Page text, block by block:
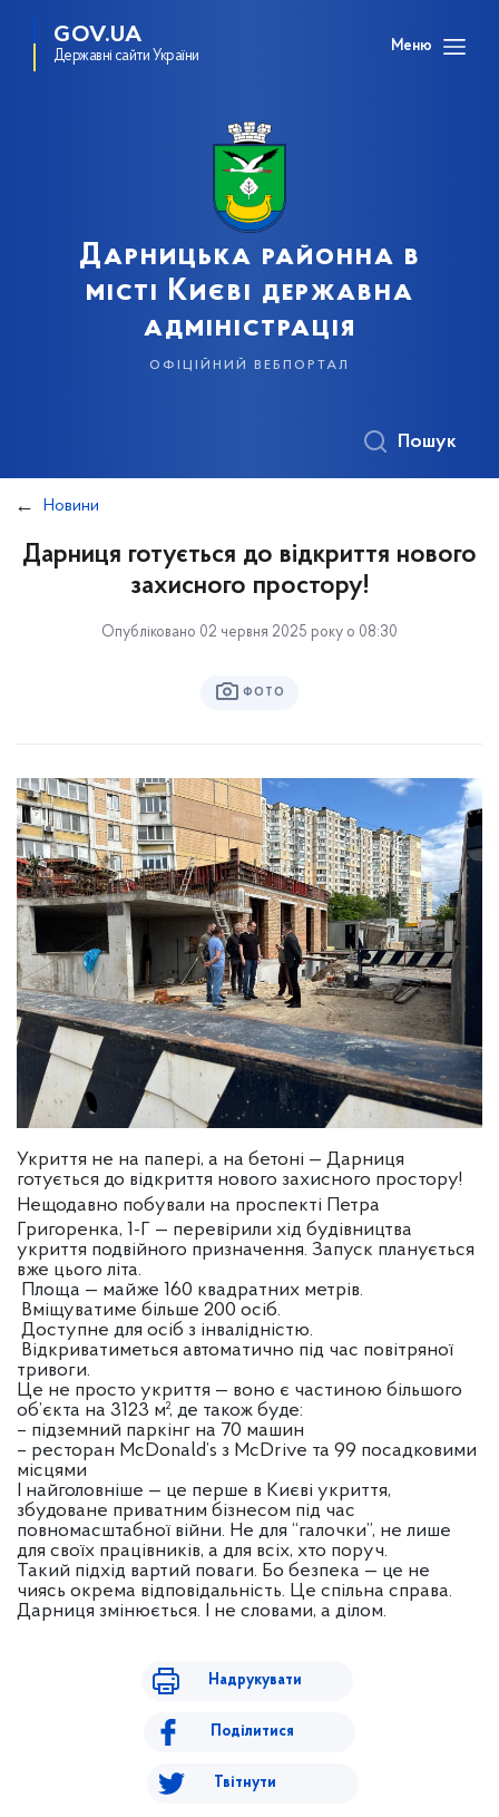
GOV.UA
Державні сайти України
Меню
Дарницька районна в
місті Києві державна
адміністрація
офіційний вебпортал
Пошук
Новини
Дарниця готується до відкриття нового
захисного простору!
Опубліковано 02 червня 2025 року о 08:30
ФОТО
Укриття не на папері, а на бетоні — Дарниця
готується до відкриття нового захисного простору!
Нещодавно побували на проспекті Петра
Григоренка, 1-Г — перевірили хід будівництва
укриття подвійного призначення. Запуск планується
вже цього літа.
Площа — майже 160 квадратних метрів.
Вміщуватиме більше 200 осіб.
Доступне для осіб з інвалідністю.
Відкриватиметься автоматично під час повітряної
тривоги.
Це не просто укриття — воно є частиною більшого
об’єкта на 3123 м², де також буде:
– підземний паркінг на 70 машин
– ресторан McDonald’s з McDrive та 99 посадковими
місцями
І найголовніше — це перше в Києві укриття,
збудоване приватним бізнесом під час
повномасштабної війни. Не для “галочки”, не лише
для своїх працівників, а для всіх, хто поруч.
Такий підхід вартий поваги. Бо безпека — це не
чиясь окрема відповідальність. Це спільна справа.
Дарниця змінюється. І не словами, а ділом.
Надрукувати
Поділитися
Твітнути